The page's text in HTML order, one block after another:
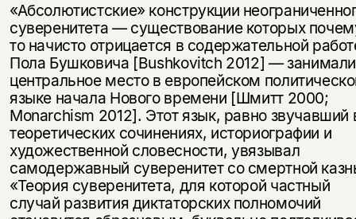
«Абсолютистские» конструкции
суверенитета — существование которых
то начисто отрицается в содержательной
Пола Бушковича [Bushkovitch 2012] — занимали
центральное место в европейском
языке начала Нового времени [Шмитт 2000;
Monarchism 2012]. Этот язык, равно звучавший
теоретических сочинениях, историографии и
художественной словесности, увязывал
самодержавный суверенитет cо смертной
«Теория суверенитета, для которой частный
случай развития диктаторских полномочий